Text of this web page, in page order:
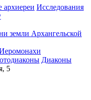
архиереи Исследования
земли Архангельской
Диаконы
5